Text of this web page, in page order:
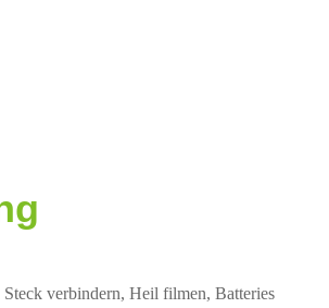
verbindern, Heil filmen, Batteries